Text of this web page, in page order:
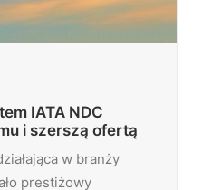
IATA NDC
i szerszą ofertą
w branży
prestiżowy